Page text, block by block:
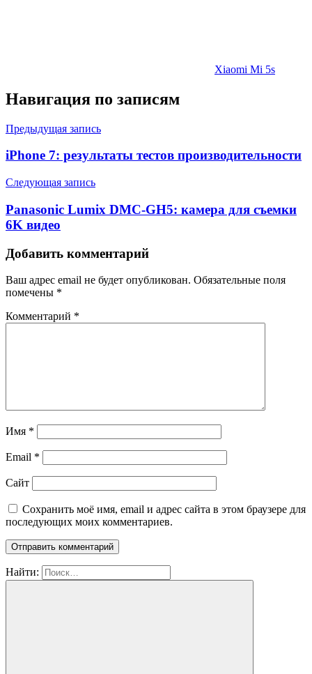
Xiaomi Mi 5s
Навигация по записям
Предыдущая запись
iPhone 7: результаты тестов производительности
Следующая запись
Panasonic Lumix DMC-GH5: камера для съемки
6K видео
Добавить комментарий
Ваш адрес email не будет опубликован. Обязательные поля
помечены *
Комментарий *
Имя *
Email *
Сайт
Сохранить моё имя, email и адрес сайта в этом браузере для
последующих моих комментариев.
Найти: